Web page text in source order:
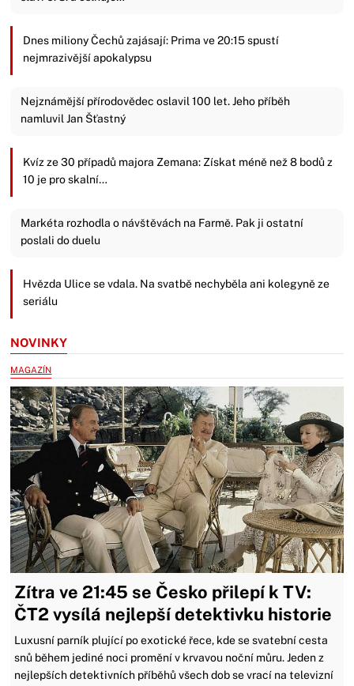
Dnes miliony Čechů zajásají: Prima ve 20:15 spustí
nejmrazivější apokalypsu
Nejznámější přírodovědec oslavil 100 let. Jeho příběh
namluvil Jan Šťastný
Kvíz ze 30 případů majora Zemana: Získat méně než 8 bodů z
10 je pro skalní…
Markéta rozhodla o návštěvách na Farmě. Pak ji ostatní
poslali do duelu
Hvězda Ulice se vdala. Na svatbě nechyběla ani kolegyně ze
seriálu
NOVINKY
MAGAZÍN
Zítra ve 21:45 se Česko přilepí k TV:
ČT2 vysílá nejlepší detektivku historie
Luxusní parník plující po exotické řece, kde se svatební cesta
snů během jediné noci promění v krvavou noční můru. Jeden z
nejlepších detektivních příběhů všech dob se vrací na televizní